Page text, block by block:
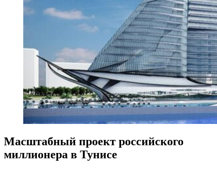
Масштабный проект российского
миллионера в Тунисе